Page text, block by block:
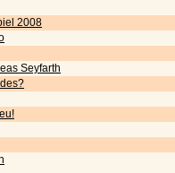
2008
Seyfarth